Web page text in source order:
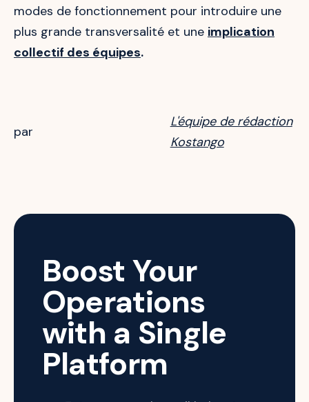
modes de fonctionnement pour introduire une
plus grande transversalité et une implication
collectif des équipes.
par
L'équipe de rédaction
Kostango
Boost Your
Operations
with a Single
Platform